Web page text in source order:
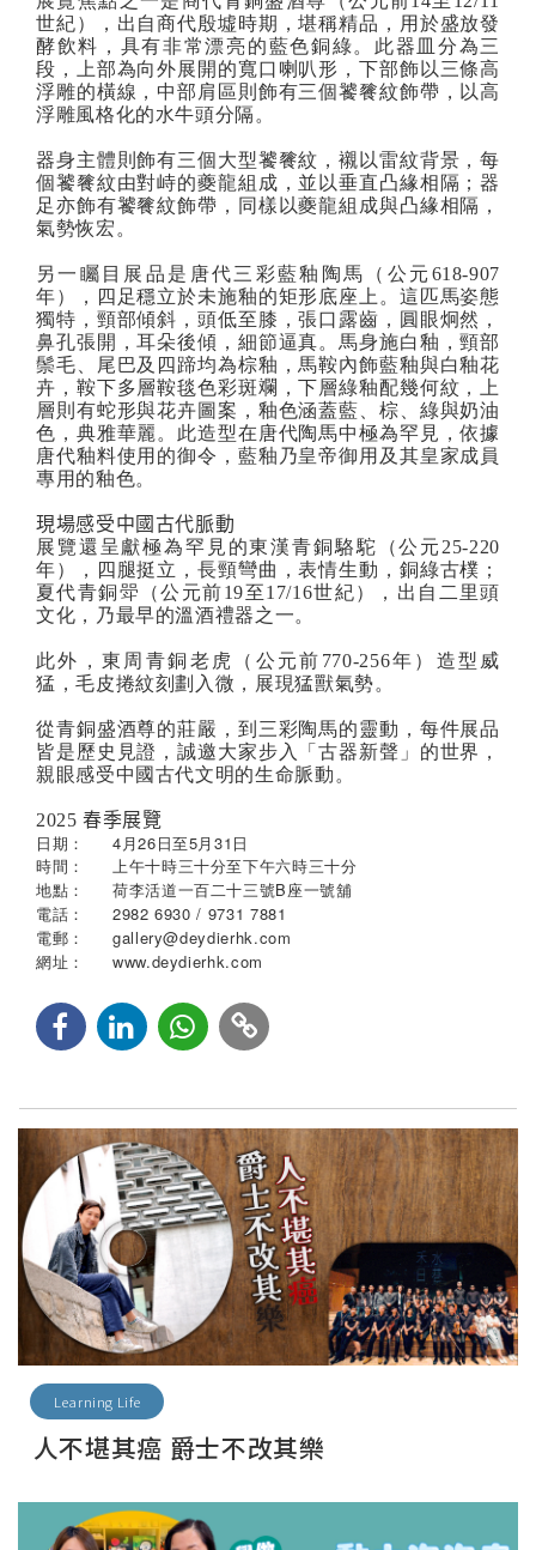
世紀），出自商代殷墟時期，堪稱精品，用於盛放發
酵飲料，具有非常漂亮的藍色銅綠。此器皿分為三
段，上部為向外展開的寬口喇叭形，下部飾以三條高
浮雕的橫線，中部肩區則飾有三個饕餮紋飾帶，以高
浮雕風格化的水牛頭分隔。
器身主體則飾有三個大型饕餮紋，襯以雷紋背景，每
個饕餮紋由對峙的夔龍組成，並以垂直凸緣相隔；器
足亦飾有饕餮紋飾帶，同樣以夔龍組成與凸緣相隔，
氣勢恢宏。
另一矚目展品是唐代三彩藍釉陶馬（公元 618-907
年），四足穩立於未施釉的矩形底座上。這匹馬姿態
獨特，頸部傾斜，頭低至膝，張口露齒，圓眼炯然，
鼻孔張開，耳朵後傾，細節逼真。馬身施白釉，頸部
鬃毛、尾巴及四蹄均為棕釉，馬鞍內飾藍釉與白釉花
卉，鞍下多層鞍毯色彩斑斕，下層綠釉配幾何紋，上
層則有蛇形與花卉圖案，釉色涵蓋藍、棕、綠與奶油
色，典雅華麗。此造型在唐代陶馬中極為罕見，依據
唐代釉料使用的御令，藍釉乃皇帝御用及其皇家成員
專用的釉色。
現場感受中國古代脈動
展覽還呈獻極為罕見的東漢青銅駱駝（公元 25-220
年），四腿挺立，長頸彎曲，表情生動，銅綠古樸；
夏代青銅斝（公元前19至17/16世紀），出自二里頭
文化，乃最早的溫酒禮器之一。
此外，東周青銅老虎（公元前 770-256年）造型威
猛，毛皮捲紋刻劃入微，展現猛獸氣勢。
從青銅盛酒尊的莊嚴，到三彩陶馬的靈動，每件展品
皆是歷史見證，誠邀大家步入「古器新聲」的世界，
親眼感受中國古代文明的生命脈動。
2025春季展覽
日期：
4月26日至5月31日
時間：
上午十時三十分至下午六時三十分
地點：
荷李活道一百二十三號B座一號舖
電話：
2982 6930 / 9731 7881
電郵：
gallery@deydierhk.com
網址： www.deydierhk.com
Learning Life
人不堪其癌 爵士不改其樂